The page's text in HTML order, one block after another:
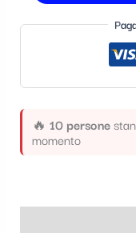
🔥 10 persone
momento